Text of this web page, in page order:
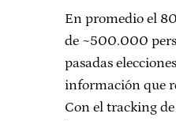
En promedio el
de ~500.000
pasadas
información que
Con el tracking